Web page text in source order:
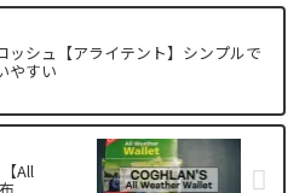
ッシュ【アライテント】シンプルで
やすい
All